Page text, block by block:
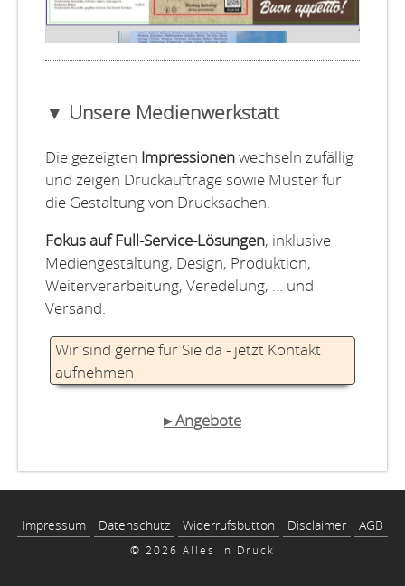
▼ Unsere Medienwerkstatt
Die gezeigten Impressionenwechseln zufällig
und zeigen Druckaufträge sowie Muster für
die Gestaltung von Drucksachen.
Fokus auf Full-Service-Lösungen, inklusive
Mediengestaltung, Design, Produktion,
Weiterverarbeitung, Veredelung, … und
Versand.
Wir sind gerne für Sie da - jetzt Kontakt
aufnehmen
▸ Angebote
Impressum Datenschutz Widerrufsbutton Disclaimer AGB
© 2026 Alles in Druck